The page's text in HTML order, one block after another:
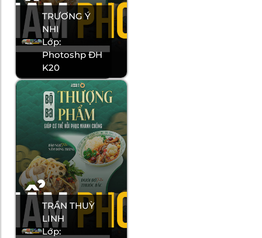
TRƯƠNG Ý
NHI
Lớp:
Photoshp ĐH
K20
TRẦN THUỲ
LINH
Lớp: